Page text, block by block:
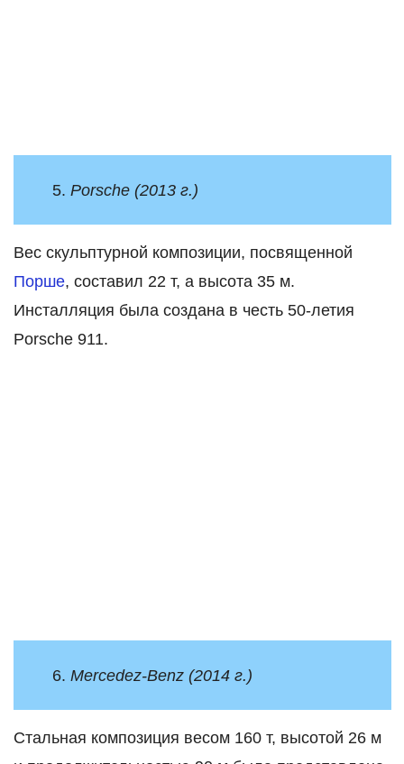
5. Porsche (2013 г.)
Вес скульптурной композиции, посвященной
Порше, составил 22 т, а высота 35 м.
Инсталляция была создана в честь 50-летия
Porsche 911.
6. Mercedez-Benz (2014 г.)
Стальная композиция весом 160 т, высотой 26 м